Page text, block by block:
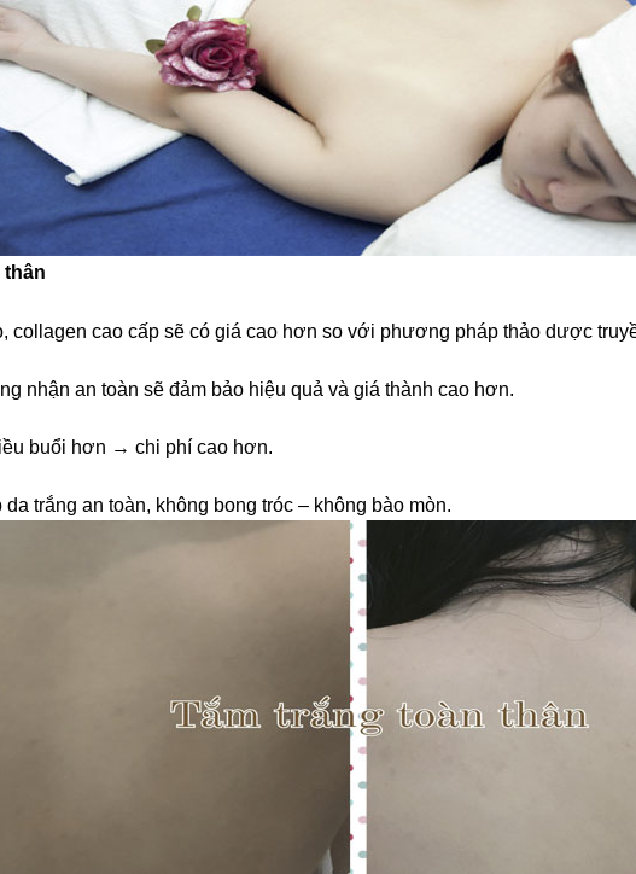
thân
collagen cao cấp sẽ có giá cao hơn so với phương pháp thảo dược
nhận an toàn sẽ đảm bảo hiệu quả và giá thành cao hơn.
buổi hơn → chi phí cao hơn.
trắng an toàn, không bong tróc – không bào mòn.